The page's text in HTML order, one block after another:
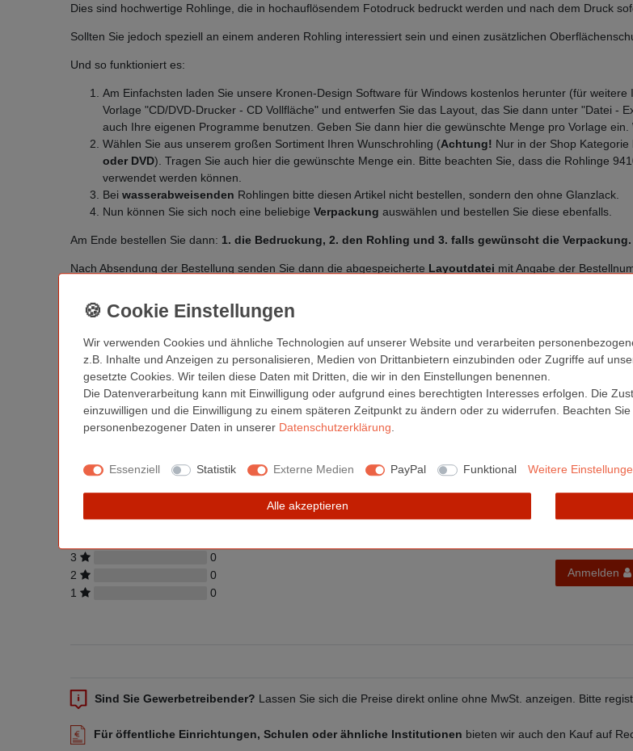
Dies sind hochwertige Rohlinge, die in hochauflösendem Fotodruck bedruckt werden und nach dem Druck
Sollten Sie jedoch speziell an einem anderen Rohling interessiert sein und einen zusätzlichen
Und so funktioniert es:
Am Einfachsten laden Sie unsere Kronen-Design Software für Windows kostenlos herunter (für
Vorlage "CD/DVD-Drucker - CD Vollfläche" und entwerfen Sie das Layout, das Sie dann unter "Datei -
auch Ihre eigenen Programme benutzen. Geben Sie dann hier die gewünschte Menge pro Vorlage
Wählen Sie aus unserem großen Sortiment Ihren Wunschrohling (Achtung! Nur in der Shop Kategorie
oder DVD). Tragen Sie auch hier die gewünschte Menge ein. Bitte beachten Sie, dass die Rohlinge
verwendet werden können.
Bei wasserabweisenden Rohlingen bitte diesen Artikel nicht bestellen, sondern den ohne Glanzlack.
Nun können Sie sich noch eine beliebige Verpackung auswählen und bestellen Sie diese ebenfalls.
Am Ende bestellen Sie dann: 1. die Bedruckung, 2. den Rohling und 3. falls gewünscht die Verpackung.
Nach Absendung der Bestellung senden Sie dann die abgespeicherte Layoutdatei mit Angabe der
Bitte beachten Sie:
Sollten die Vorlagen nicht in einer Datei angeliefert werden, die ohne Änderungen zur
nur nach Bestätigung durchführen.
Wir drucken dann für Sie auf hochwertigen Druckmaschinen im 4-Farbdruck in Fotoqualität.
Weitere Detailinformationen finden Sie auf unseren Internetseiten hier
Kundenrezensionen(0)
0
3
0
2
0
1
0
Anmelden
Sind Sie Gewerbetreibender? Lassen Sie sich die Preise direkt online ohne MwSt. anzeigen. Bitte
Für öffentliche Einrichtungen, Schulen oder ähnliche Institutionen bieten wir auch den Kauf auf
Wir verwenden Cookies und ähnliche Technologien auf unserer Website und verarbeiten
z.B. Inhalte und Anzeigen zu personalisieren, Medien von Drittanbietern einzubinden oder Zugriffe auf
gesetzte Cookies. Wir teilen diese Daten mit Dritten, die wir in den Einstellungen benennen.
Die Datenverarbeitung kann mit Einwilligung oder aufgrund eines berechtigten Interesses erfolgen. Die
einzuwilligen und die Einwilligung zu einem späteren Zeitpunkt zu ändern oder zu widerrufen. Beachten
personenbezogener Daten in unserer Daten­schutz­erklärung
Essenziell Statistik Externe Medien PayPal Funktional Weitere
Alle akzeptieren